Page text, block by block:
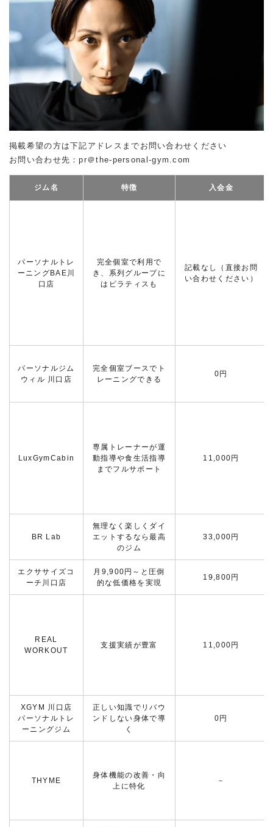
掲載希望の方は下記アドレスまでお問い合わせください
お問い合わせ先：pr＠the-personal-gym.com
ジム名 特徴 入会金
パーソナルトレ
ーニングBAE川
口店
完全個室で利用で
き、系列グループに
はピラティスも
記載なし（直接お問
い合わせください）
パーソナルジム
ウィル 川口店
完全個室ブースでト
レーニングできる
0円
LuxGymCabin
専属トレーナーが運
動指導や食生活指導
までフルサポート
11,000円
BR Lab
無理なく楽しくダイ
エットするなら最高
のジム
33,000円
エクササイズコ
ーチ川口店
月9,900円～と圧倒
的な低価格を実現
19,800円
REAL
WORKOUT
支援実績が豊富 11,000円
XGYM 川口店
パーソナルトレ
ーニングジム
正しい知識でリバウ
ンドしない身体で導
く
0円
THYME
身体機能の改善・向
上に特化
－